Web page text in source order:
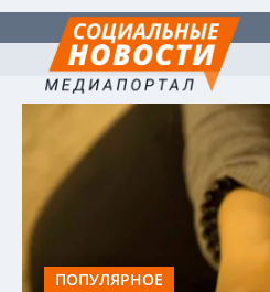
ПОПУЛЯРНОЕ